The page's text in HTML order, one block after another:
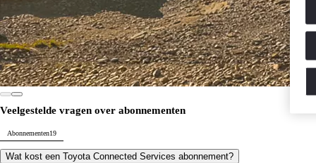
Veelgestelde vragen over abonnementen
Abonnementen19
Wat kost een Toyota Connected Services abonnement?